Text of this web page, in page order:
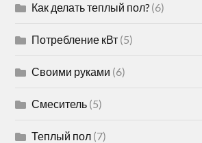
Как делать теплый пол? (6)
Потребление кВт (5)
Своими руками (6)
Смеситель (5)
Теплый пол (7)